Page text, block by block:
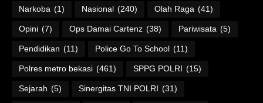
Narkoba (1) Nasional (240) Olah Raga (41)
Opini (7) Ops Damai Cartenz (38) Pariwisata (5)
Pendidikan (11) Police Go To School (11)
Polres metro bekasi (461) SPPG POLRI (15)
Sejarah (5) Sinergitas TNI POLRI (31)